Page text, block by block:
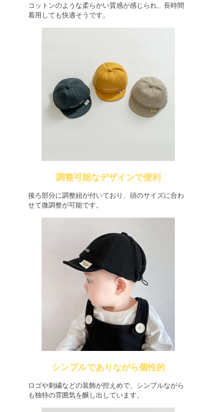
コットンのような柔らかい質感が感じられ、長時間
着用しても快適そうです。
調整可能なデザインで便利
後ろ部分に調整紐が付いており、頭のサイズに合わ
せて微調整が可能です。
シンプルでありながら個性的
ロゴや刺繍などの装飾が控えめで、シンプルながら
も独特の雰囲気を醸し出しています。